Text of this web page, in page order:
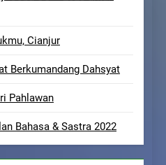
Cianjur
Berkumandang Dahsyat
Pahlawan
Bahasa & Sastra 2022